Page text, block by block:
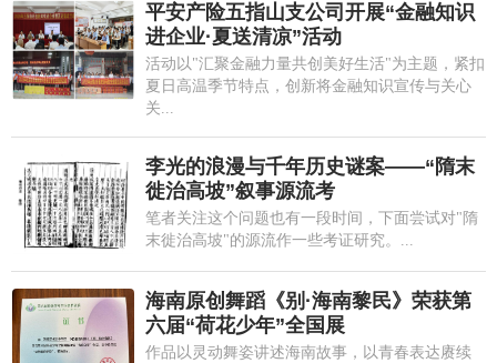
平安产险五指山支公司开展“金融知识
进企业·夏送清凉”活动
活动以"汇聚金融力量共创美好生活"为主题，紧扣
夏日高温季节特点，创新将金融知识宣传与关心
关...
李光的浪漫与千年历史谜案——“隋末
徙治高坡”叙事源流考
笔者关注这个问题也有一段时间，下面尝试对"隋
末徙治高坡"的源流作一些考证研究。...
海南原创舞蹈《别·海南黎民》荣获第
六届“荷花少年”全国展
作品以灵动舞姿讲述海南故事，以青春表达赓续